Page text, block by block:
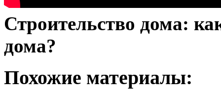
Строительство дома:
дома?
Похожие материалы: